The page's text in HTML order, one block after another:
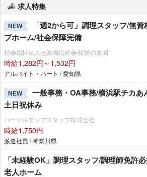
求人特集
NEW
「週2から可」調理スタッフ/無
プホーム/社会保障完備
社会福祉法人志楽園福祉会/猿投の楽園
時給1,282円～1,532円
アルバイト・パート / 愛知県
NEW
一般事務・OA事務/横浜駅チカあ
土日祝休み
パーソルテンプスタッフ株式会社
時給1,750円
派遣社員 / 神奈川県
「未経験OK」調理スタッフ/調理師免許
老人ホーム